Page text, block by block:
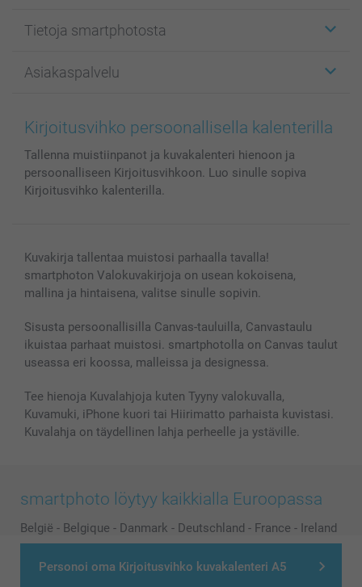
Personoi oma Kirjoitusvihko kuvakalenteri A5
Kuvakortit
Kuvakirjat
Valokuvat, Julisteet & Taskukirjat
Kännykkä & Tabletti
MyNameBook
Kuvakalenterit & Päivyrit
Tietoja smartphotosta
Affiliate ohjelma
Evästekäytäntö
Sivukartta
Ehdot/takuut
Investor Relations
Asiakaspalvelu
100% tyytyväisyystakuu
smartbonus
Hinnat & maksutavat
Tilausten tila
Kirjoitusvihko persoonallisella kalenterilla
Tallenna muistiinpanot ja kuvakalenteri hienoon ja
persoonalliseen Kirjoitusvihkoon. Luo sinulle sopiva
Kirjoitusvihko kalenterilla.
Kuvakirja tallentaa muistosi parhaalla tavalla!
smartphoton Valokuvakirjoja on usean kokoisena,
mallina ja hintaisena, valitse sinulle sopivin.
Sisusta persoonallisilla Canvas-tauluilla, Canvastaulu
ikuistaa parhaat muistosi. smartphotolla on Canvas taulut
useassa eri koossa, malleissa ja designessa.
Tee hienoja Kuvalahjoja kuten Tyyny valokuvalla,
Kuvamuki, iPhone kuori tai Hiirimatto parhaista kuvistasi.
Kuvalahja on täydellinen lahja perheelle ja ystäville.
smartphoto löytyy kaikkialla Euroopassa
België - Belgique - Danmark - Deutschland - France - Ireland
Switzerland - Suomi - Sverige - United Kingdom -